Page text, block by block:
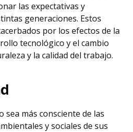
las expectativas y
generaciones. Estos
por los efectos de la
tecnológico y el cambio
y la calidad del trabajo.
sea más consciente de las
y sociales de sus